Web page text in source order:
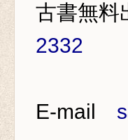
古書無
2332
E-mail